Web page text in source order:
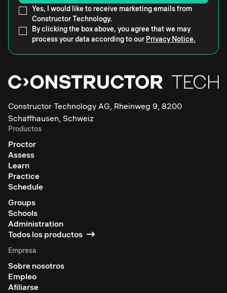
Yes, I would like to receive marketing emails from
Constructor Technology.
By clicking the box above, you agree that we may
process your data according to our Privacy Notice.
Constructor Technology AG, Rheinweg 9, 8200
Schaffhausen, Schweiz
Productos
Proctor
Assess
Learn
Practice
Schedule
Groups
Schools
Administration
Todos los productos
Empresa
Sobre nosotros
Empleo
Afiliarse